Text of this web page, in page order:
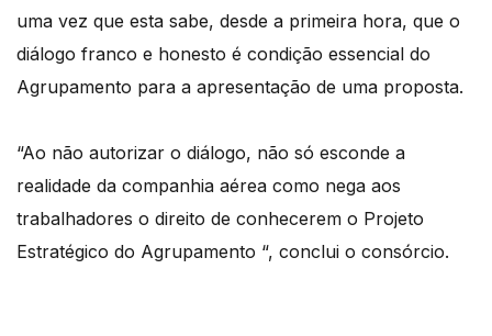
uma vez que esta sabe, desde a primeira hora, que o
diálogo franco e honesto é condição essencial do
Agrupamento para a apresentação de uma proposta.
“Ao não autorizar o diálogo, não só esconde a
realidade da companhia aérea como nega aos
trabalhadores o direito de conhecerem o Projeto
Estratégico do Agrupamento “, conclui o consórcio.